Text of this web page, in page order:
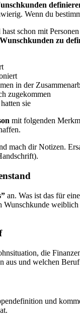
Wenn du
schon mit
zu
in der
zugekommen
sie
mit folgenden
mach dir Notizen.
an. Was ist das für
Wunschkunde
die
aus und welchen
und